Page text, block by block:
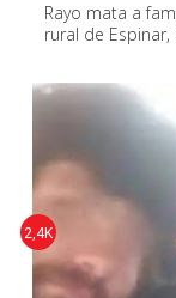
Rayo mata a
rural de Espinar,
2,4K